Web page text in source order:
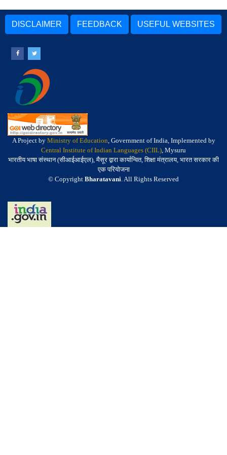
DISCLAIMER FEEDBACK USEFUL WEBSITES
A Project by Ministry of Education, Government of India, Implemented by
Central Institute of Indian Languages (CIIL), Mysuru
भारतीय भाषा संस्थान (सीआईआईएल), मैसूर द्वारा कार्यान्वित, शिक्षा मंत्रालय, भारत सरकार की
एक परियोजना
© Copyright Bharatavani. All Rights Reserved